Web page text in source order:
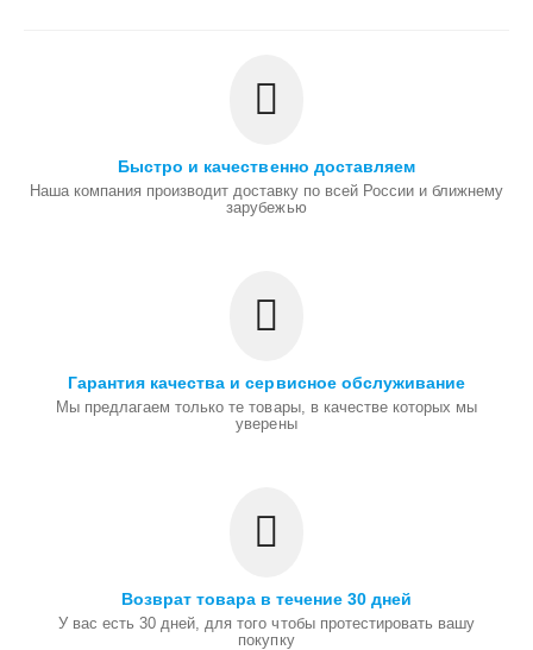
Быстро и качественно доставляем
Наша компания производит доставку по всей России и ближнему
зарубежью
Гарантия качества и сервисное обслуживание
Мы предлагаем только те товары, в качестве которых мы
уверены
Возврат товара в течение 30 дней
У вас есть 30 дней, для того чтобы протестировать вашу
покупку